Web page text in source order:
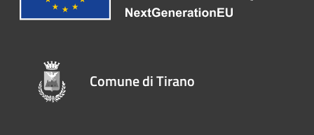
Comune di Tirano